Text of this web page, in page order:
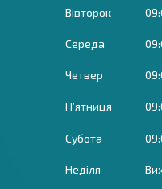
Вівторок
Середа
Четвер
Пʼятниця
Субота
Неділя